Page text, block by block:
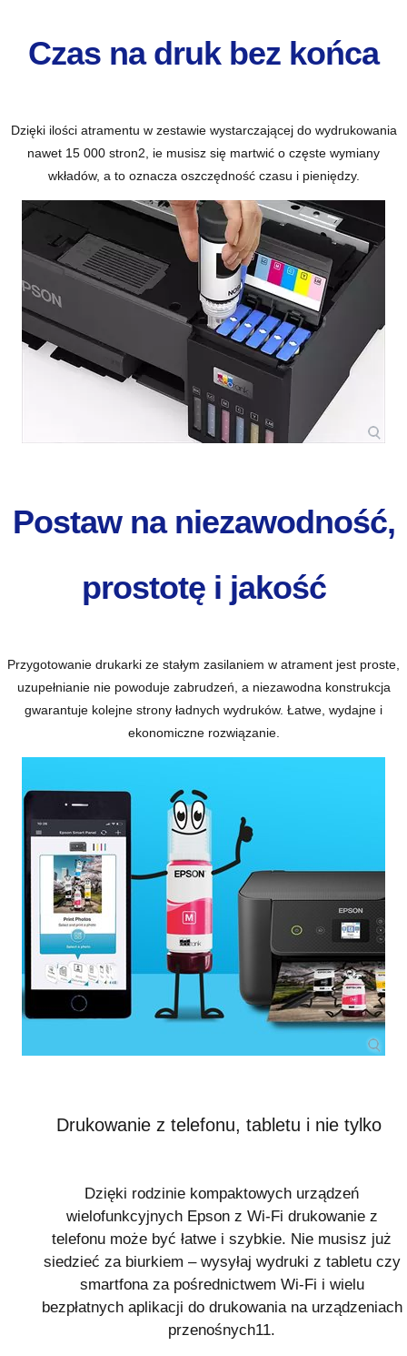
Czas na druk bez końca
Dzięki ilości atramentu w zestawie wystarczającej do wydrukowania
nawet 15 000 stron2, ie musisz się martwić o częste wymiany
wkładów, a to oznacza oszczędność czasu i pieniędzy.
Postaw na niezawodność,
prostotę i jakość
Przygotowanie drukarki ze stałym zasilaniem w atrament jest proste,
uzupełnianie nie powoduje zabrudzeń, a niezawodna konstrukcja
gwarantuje kolejne strony ładnych wydruków. Łatwe, wydajne i
ekonomiczne rozwiązanie.
Drukowanie z telefonu, tabletu i nie tylko
Dzięki rodzinie kompaktowych urządzeń
wielofunkcyjnych Epson z Wi-Fi drukowanie z
telefonu może być łatwe i szybkie. Nie musisz już
siedzieć za biurkiem – wysyłaj wydruki z tabletu czy
smartfona za pośrednictwem Wi-Fi i wielu
bezpłatnych aplikacji do drukowania na urządzeniach
przenośnych11.